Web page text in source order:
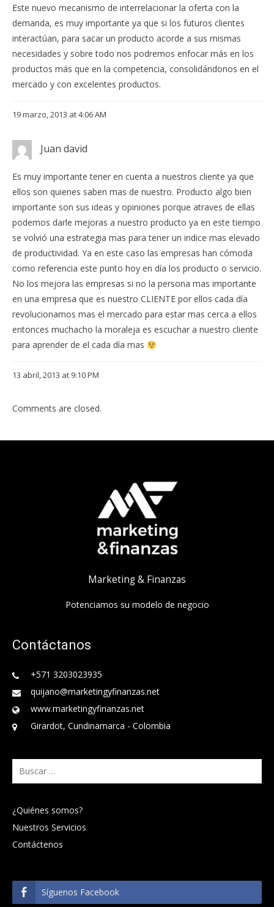
Este nuevo mecanismo de interrelacionar la oferta con la
demanda, es muy importante ya que si los futuros clientes
interactúan, para sacar un producto acorde a sus mismas
necesidades y sobre todo nos podremos enfocar más en los
productos más que en la competencia, consolidándonos en el
mercado y con excelentes productos.
19 marzo, 2013 at 4:06 AM
Juan david
Es muy importante tener en cuenta a nuestros cliente ya que
ellos son quienes saben mas de nuestro. Producto algo bien
importante son sus ideas y opiniones porque atraves de ellas
podemos darle mejoras a nuestro producto ya en este tiempo
se volvió una estrategia mas para tener un indice mas elevado
de productividad. Ya en este caso las empresas han cómoda
como referencia este punto hoy en día los producto o servicio.
No los mejora las empresas si no la persona mas importante
en una empresa que es nuestro CLIENTE por ellos cada día
revolucionamos mas el mercado para estar mas cerca a ellos
entonces muchacho la moraleja es escuchar a nuestro cliente
para aprender de el cada día mas
13 abril, 2013 at 9:10 PM
Comments are closed.
Marketing & Finanzas
Potenciamos su modelo de negocio
Contáctanos
+571 3203023935
quijano@marketingyfinanzas.net
www.marketingyfinanzas.net
Girardot, Cundinamarca - Colombia
Buscar:
¿Quiénes somos?
Nuestros Servicios
Contáctenos
Síguenos Facebook